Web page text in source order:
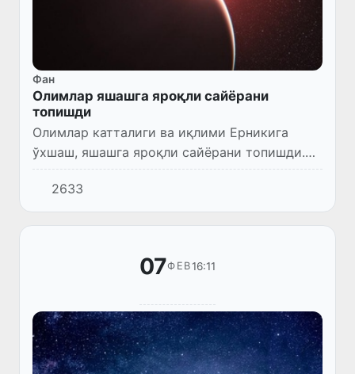
Фан
Олимлар яшашга яроқли сайёрани
топишди
Олимлар катталиги ва иқлими Ерникига
ўхшаш, яшашга яроқли сайёрани топишди.
Осмон жисми Gliese 12 b деб номланди, деб
хабар беради Time нашри.
2633
07ФЕВ16:11